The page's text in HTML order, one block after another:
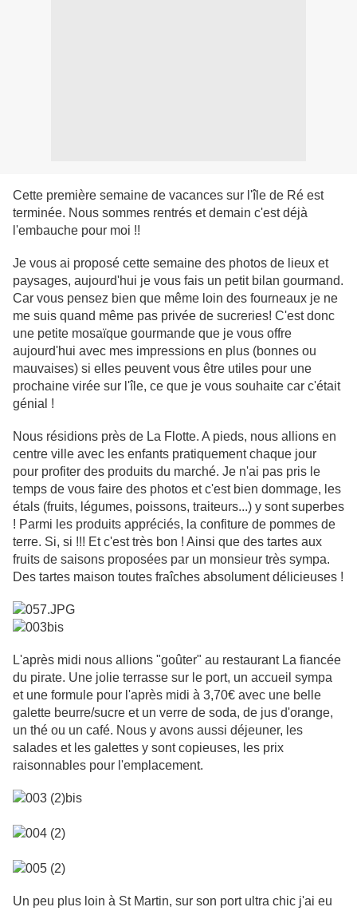
Cette première semaine de vacances sur l'île de Ré est
terminée. Nous sommes rentrés et demain c'est déjà
l'embauche pour moi !!
Je vous ai proposé cette semaine des photos de lieux et
paysages, aujourd'hui je vous fais un petit bilan gourmand.
Car vous pensez bien que même loin des fourneaux je ne
me suis quand même pas privée de sucreries! C'est donc
une petite mosaïque gourmande que je vous offre
aujourd'hui avec mes impressions en plus (bonnes ou
mauvaises) si elles peuvent vous être utiles pour une
prochaine virée sur l'île, ce que je vous souhaite car c'était
génial !
Nous résidions près de La Flotte. A pieds, nous allions en
centre ville avec les enfants pratiquement chaque jour
pour profiter des produits du marché. Je n'ai pas pris le
temps de vous faire des photos et c'est bien dommage, les
étals (fruits, légumes, poissons, traiteurs...) y sont superbes
! Parmi les produits appréciés, la confiture de pommes de
terre. Si, si !!! Et c'est très bon ! Ainsi que des tartes aux
fruits de saisons proposées par un monsieur très sympa.
Des tartes maison toutes fraîches absolument délicieuses !
L'après midi nous allions "goûter" au restaurant La fiancée
du pirate. Une jolie terrasse sur le port, un accueil sympa
et une formule pour l'après midi à 3,70€ avec une belle
galette beurre/sucre et un verre de soda, de jus d'orange,
un thé ou un café. Nous y avons aussi déjeuner, les
salades et les galettes y sont copieuses, les prix
raisonnables pour l'emplacement.
Un peu plus loin à St Martin, sur son port ultra chic j'ai eu